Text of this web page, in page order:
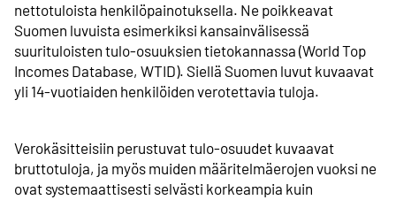
nettotuloista henkilöpainotuksella. Ne poikkeavat
Suomen luvuista esimerkiksi kansainvälisessä
suurituloisten tulo-osuuksien tietokannassa (World Top
Incomes Database, WTID). Siellä Suomen luvut kuvaavat
yli 14-vuotiaiden henkilöiden verotettavia tuloja.
Verokäsitteisiin perustuvat tulo-osuudet kuvaavat
bruttotuloja, ja myös muiden määritelmäerojen vuoksi ne
ovat systemaattisesti selvästi korkeampia kuin